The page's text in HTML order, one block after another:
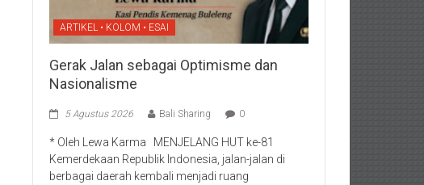
ARTIKEL • KOLOM • ESAI
Gerak Jalan sebagai Optimisme dan
Nasionalisme
5 Agustus 2026 Bali Sharing 0
* Oleh Lewa Karma MENJELANG HUT ke-81
Kemerdekaan Republik Indonesia, jalan-jalan di
berbagai daerah kembali menjadi ruang